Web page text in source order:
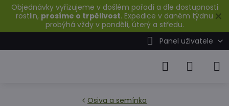
✕
Objednávky vyřizujeme v došlém pořadí a dle dostupnosti
rostlin, prosíme o trpělivost. Expedice v daném týdnu
probýhá vždy v pondělí, úterý a středu.
Panel uživatele
Osiva a semínka